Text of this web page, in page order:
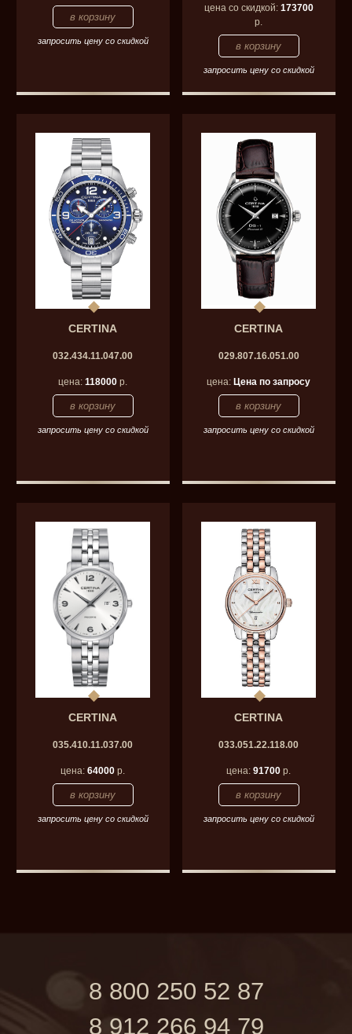
запросить цену со скидкой
цена со скидкой: 173700
р.
запросить цену со скидкой
CERTINA
032.434.11.047.00
цена:118000 р.
запросить цену со скидкой
CERTINA
029.807.16.051.00
цена: Цена по запросу
запросить цену со скидкой
CERTINA
035.410.11.037.00
цена:64000 р.
запросить цену со скидкой
CERTINA
033.051.22.118.00
цена:91700 р.
запросить цену со скидкой
8 800 250 52 87
8 912 266 94 79